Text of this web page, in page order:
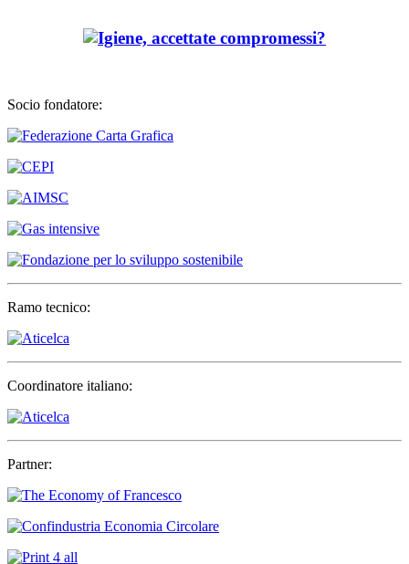
Socio fondatore:
Ramo tecnico:
Coordinatore italiano:
Partner: